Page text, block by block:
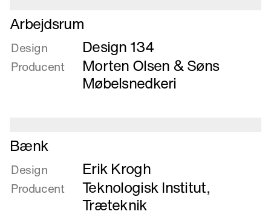
Læs
mere
om
Arbejdsrum
Arbejdsrum
Design Design 134
Producent
Morten Olsen & Søns
Møbelsnedkeri
Læs
mere
om
Bænk
Bænk
Design Erik Krogh
Producent
Teknologisk Institut,
Træteknik